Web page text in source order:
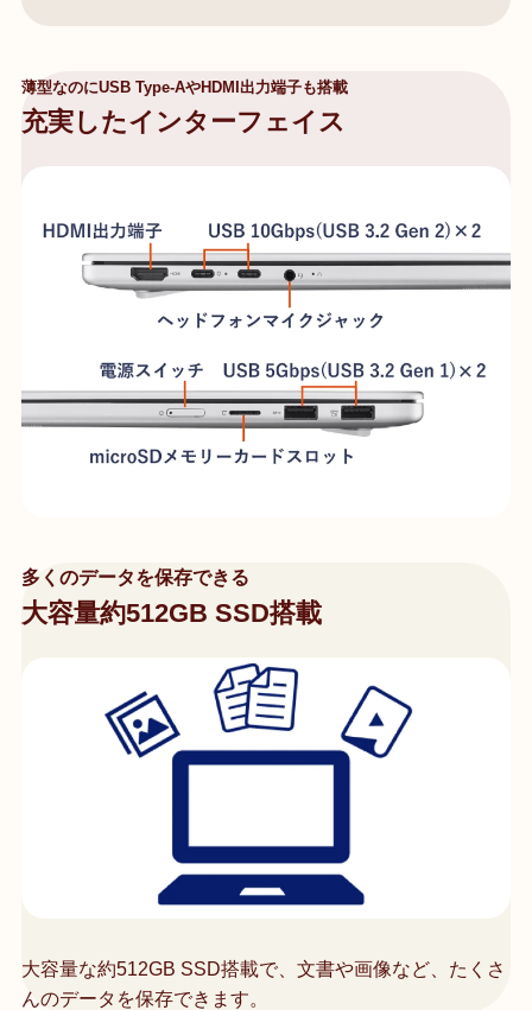
薄型なのにUSB Type-AやHDMI出力端子も搭載
充実したインターフェイス
多くのデータを保存できる
大容量約512GB SSD搭載
大容量な約512GB SSD搭載で、文書や画像など、たくさ
んのデータを保存できます。